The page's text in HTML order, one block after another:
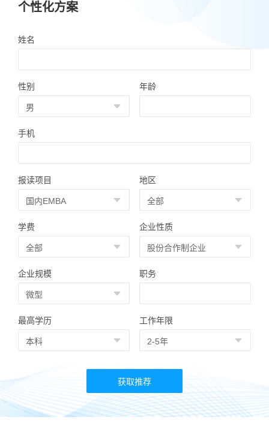
个性化方案
姓名
性别 年龄
手机
报读项目 地区
学费 企业性质
企业规模 职务
最高学历 工作年限